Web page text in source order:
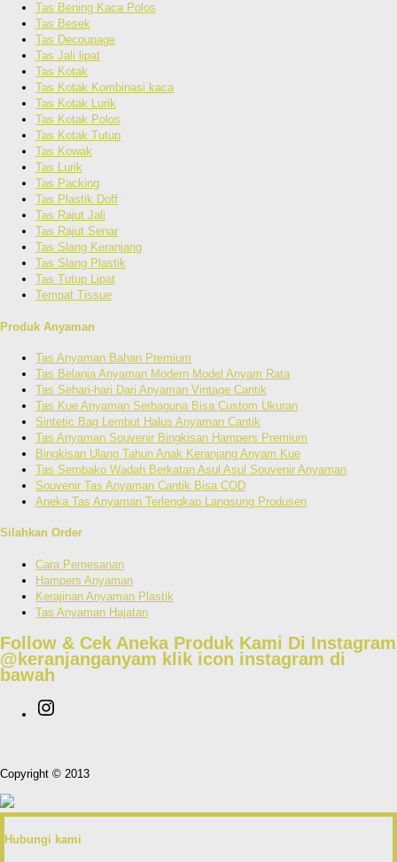
Tas Bening Kaca Polos
Tas Besek
Tas Decoupage
Tas Jali lipat
Tas Kotak
Tas Kotak Kombinasi kaca
Tas Kotak Lurik
Tas Kotak Polos
Tas Kotak Tutup
Tas Kowak
Tas Lurik
Tas Packing
Tas Plastik Doff
Tas Rajut Jali
Tas Rajut Senar
Tas Slang Keranjang
Tas Slang Plastik
Tas Tutup Lipat
Tempat Tissue
Produk Anyaman
Tas Anyaman Bahan Premium
Tas Belanja Anyaman Modern Model Anyam Rata
Tas Sehari-hari Dari Anyaman Vintage Cantik
Tas Kue Anyaman Serbaguna Bisa Custom Ukuran
Sintetic Bag Lembut Halus Anyaman Cantik
Tas Anyaman Souvenir Bingkisan Hampers Premium
Bingkisan Ulang Tahun Anak Keranjang Anyam Kue
Tas Sembako Wadah Berkatan Asul Asul Souvenir Anyaman
Souvenir Tas Anyaman Cantik Bisa COD
Aneka Tas Anyaman Terlengkap Langsung Produsen
Silahkan Order
Cara Pemesanan
Hampers Anyaman
Kerajinan Anyaman Plastik
Tas Anyaman Hajatan
Follow & Cek Aneka Produk Kami Di Instagram
@keranjanganyam klik icon instagram di
bawah
Copyright © 2013
Hubungi kami